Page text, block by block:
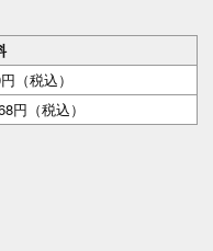
（税込）
円（税込）